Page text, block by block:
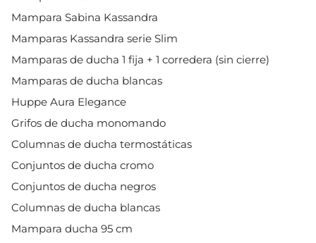
Mampara Sabina Kassandra
Mamparas Kassandra serie Slim
Mamparas de ducha 1 fija + 1 corredera (sin cierre)
Mamparas de ducha blancas
Huppe Aura Elegance
Grifos de ducha monomando
Columnas de ducha termostáticas
Conjuntos de ducha cromo
Conjuntos de ducha negros
Columnas de ducha blancas
Mampara ducha 95 cm